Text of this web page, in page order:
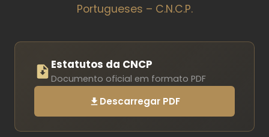
Portugueses – C.N.C.P.
Estatutos da CNCP
Documento oficial em formato PDF
Descarregar PDF